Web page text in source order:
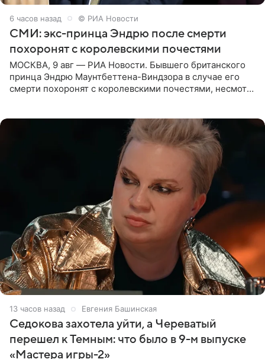
6 часов назад © РИА Новости
СМИ: экс-принца Эндрю после смерти
похоронят с королевскими почестями
МОСКВА, 9 авг — РИА Новости. Бывшего британского
принца Эндрю Маунтбеттена-Виндзора в случае его
смерти похоронят с королевскими почестями, несмотря
13 часов назад Евгения Башинская
Седокова захотела уйти, а Череватый
перешел к Темным: что было в 9-м выпуске
«Мастера игры-2»